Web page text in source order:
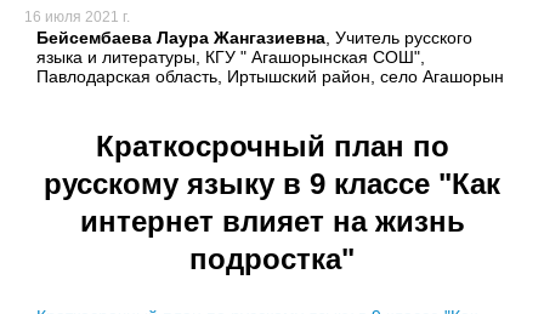
16 июля 2021 г.
Бейсембаева Лаура Жангазиевна, Учитель русского
языка и литературы, КГУ " Агашорынская СОШ",
Павлодарская область, Иртышский район, село Агашорын
Краткосрочный план по
русскому языку в 9 классе "Как
интернет влияет на жизнь
подростка"